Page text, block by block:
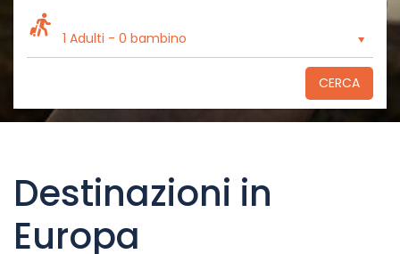
1 Adulti - 0 bambino
CERCA
Destinazioni in
Europa